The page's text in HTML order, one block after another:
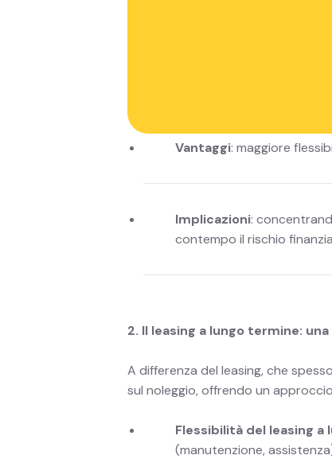
Vantaggi: maggiore
Implicazioni:
contempo il rischio
2. Il leasing a lungo termine:
A differenza del leasing, che
sul noleggio, offrendo un
Flessibilità del leasing a
(manutenzione,